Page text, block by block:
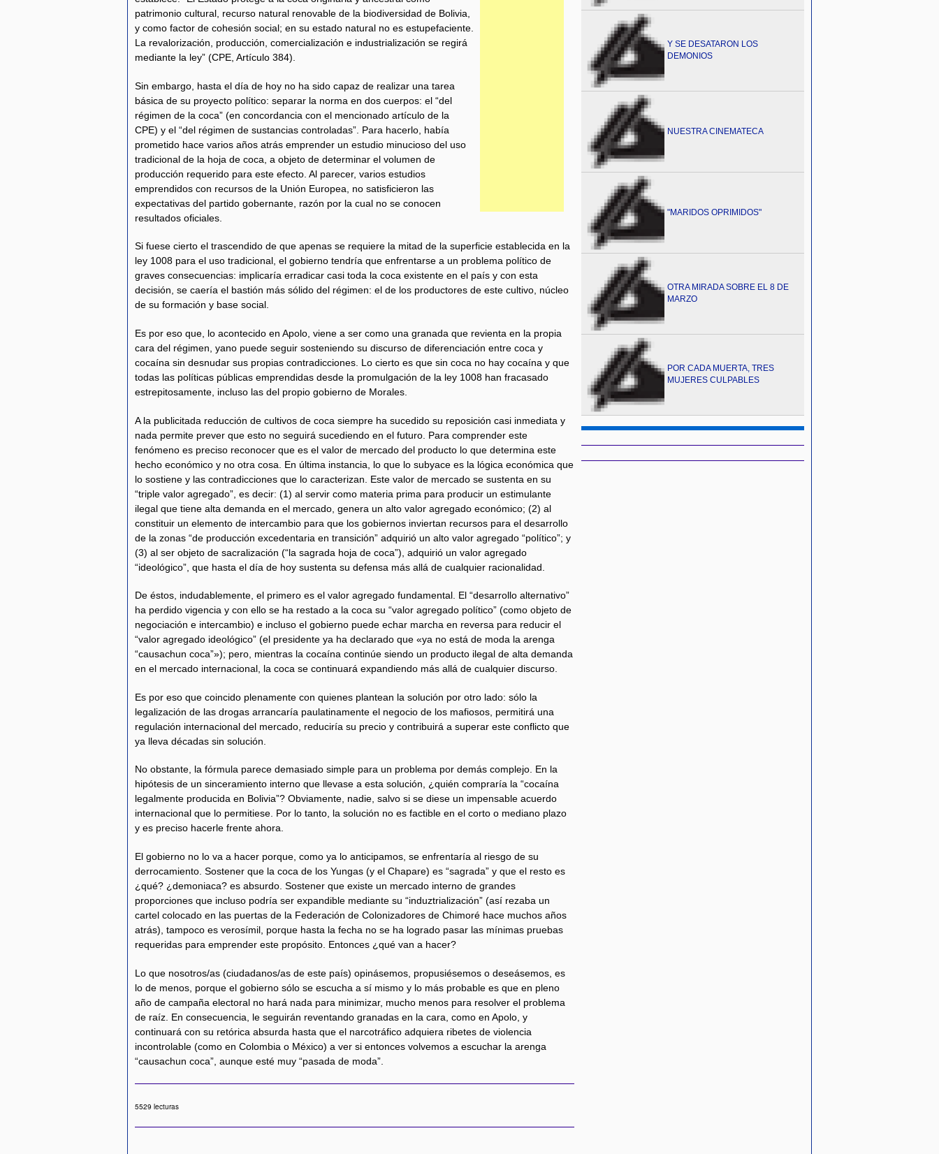
patrimonio cultural, recurso natural renovable de la biodiversidad de Bolivia,
y como factor de cohesión social; en su estado natural no es estupefaciente.
La revalorización, producción, comercialización e industrialización se regirá
mediante la ley” (CPE, Artículo 384).
Sin embargo, hasta el día de hoy no ha sido capaz de realizar una tarea
básica de su proyecto político: separar la norma en dos cuerpos: el “del
régimen de la coca” (en concordancia con el mencionado artículo de la
CPE) y el “del régimen de sustancias controladas”. Para hacerlo, había
prometido hace varios años atrás emprender un estudio minucioso del uso
tradicional de la hoja de coca, a objeto de determinar el volumen de
producción requerido para este efecto. Al parecer, varios estudios
emprendidos con recursos de la Unión Europea, no satisficieron las
expectativas del partido gobernante, razón por la cual no se conocen
resultados oficiales.
Si fuese cierto el trascendido de que apenas se requiere la mitad de la superficie establecida en la
ley 1008 para el uso tradicional, el gobierno tendría que enfrentarse a un problema político de
graves consecuencias: implicaría erradicar casi toda la coca existente en el país y con esta
decisión, se caería el bastión más sólido del régimen: el de los productores de este cultivo, núcleo
de su formación y base social.
Es por eso que, lo acontecido en Apolo, viene a ser como una granada que revienta en la propia
cara del régimen, yano puede seguir sosteniendo su discurso de diferenciación entre coca y
cocaína sin desnudar sus propias contradicciones. Lo cierto es que sin coca no hay cocaína y que
todas las políticas públicas emprendidas desde la promulgación de la ley 1008 han fracasado
estrepitosamente, incluso las del propio gobierno de Morales.
A la publicitada reducción de cultivos de coca siempre ha sucedido su reposición casi inmediata y
nada permite prever que esto no seguirá sucediendo en el futuro. Para comprender este
fenómeno es preciso reconocer que es el valor de mercado del producto lo que determina este
hecho económico y no otra cosa. En última instancia, lo que lo subyace es la lógica económica que
lo sostiene y las contradicciones que lo caracterizan. Este valor de mercado se sustenta en su
“triple valor agregado”, es decir: (1) al servir como materia prima para producir un estimulante
ilegal que tiene alta demanda en el mercado, genera un alto valor agregado económico; (2) al
constituir un elemento de intercambio para que los gobiernos inviertan recursos para el desarrollo
de la zonas “de producción excedentaria en transición” adquirió un alto valor agregado “político”; y
(3) al ser objeto de sacralización (“la sagrada hoja de coca”), adquirió un valor agregado
“ideológico”, que hasta el día de hoy sustenta su defensa más allá de cualquier racionalidad.
De éstos, indudablemente, el primero es el valor agregado fundamental. El “desarrollo alternativo”
ha perdido vigencia y con ello se ha restado a la coca su “valor agregado político” (como objeto de
negociación e intercambio) e incluso el gobierno puede echar marcha en reversa para reducir el
“valor agregado ideológico” (el presidente ya ha declarado que «ya no está de moda la arenga
“causachun coca”»); pero, mientras la cocaína continúe siendo un producto ilegal de alta demanda
en el mercado internacional, la coca se continuará expandiendo más allá de cualquier discurso.
Es por eso que coincido plenamente con quienes plantean la solución por otro lado: sólo la
legalización de las drogas arrancaría paulatinamente el negocio de los mafiosos, permitirá una
regulación internacional del mercado, reduciría su precio y contribuirá a superar este conflicto que
ya lleva décadas sin solución.
No obstante, la fórmula parece demasiado simple para un problema por demás complejo. En la
hipótesis de un sinceramiento interno que llevase a esta solución, ¿quién compraría la “cocaína
legalmente producida en Bolivia”? Obviamente, nadie, salvo si se diese un impensable acuerdo
internacional que lo permitiese. Por lo tanto, la solución no es factible en el corto o mediano plazo
y es preciso hacerle frente ahora.
El gobierno no lo va a hacer porque, como ya lo anticipamos, se enfrentaría al riesgo de su
derrocamiento. Sostener que la coca de los Yungas (y el Chapare) es “sagrada” y que el resto es
¿qué? ¿demoniaca? es absurdo. Sostener que existe un mercado interno de grandes
proporciones que incluso podría ser expandible mediante su “induztrialización” (así rezaba un
cartel colocado en las puertas de la Federación de Colonizadores de Chimoré hace muchos años
atrás), tampoco es verosímil, porque hasta la fecha no se ha logrado pasar las mínimas pruebas
requeridas para emprender este propósito. Entonces ¿qué van a hacer?
Lo que nosotros/as (ciudadanos/as de este país) opinásemos, propusiésemos o deseásemos, es
lo de menos, porque el gobierno sólo se escucha a sí mismo y lo más probable es que en pleno
año de campaña electoral no hará nada para minimizar, mucho menos para resolver el problema
de raíz. En consecuencia, le seguirán reventando granadas en la cara, como en Apolo, y
continuará con su retórica absurda hasta que el narcotráfico adquiera ribetes de violencia
incontrolable (como en Colombia o México) a ver si entonces volvemos a escuchar la arenga
“causachun coca”, aunque esté muy “pasada de moda”.
5529 lecturas
Y SE DESATARON LOS
DEMONIOS
NUESTRA CINEMATECA
"MARIDOS OPRIMIDOS"
OTRA MIRADA SOBRE EL 8 DE
MARZO
POR CADA MUERTA, TRES
MUJERES CULPABLES